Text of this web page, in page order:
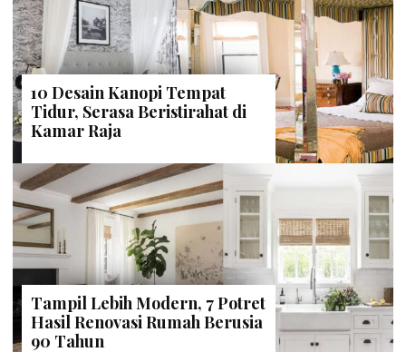
10 Desain Kanopi Tempat
Tidur, Serasa Beristirahat di
Kamar Raja
Tampil Lebih Modern, 7 Potret
Hasil Renovasi Rumah Berusia
90 Tahun